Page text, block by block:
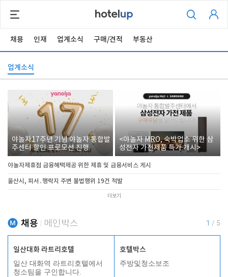
채용 인재 업계소식 구매/견적 부동산
업계소식
야놀자17주년 기념 야놀자 통합발
주센터 할인 프로모션 진행
<야놀자 MRO, 숙박업소 위한 삼
성전자 가전제품 특가 개시>
야놀자제휴점 금융혜택제공 위한 제휴 및 금융서비스 게시
울산시, 피서․행락지 주변 불법행위 19건 적발
더보기
채용 메인박스 1 / 5
일산대화 라트리호텔
일산 대화역 라트리호텔에서
청소팀을 구인합니다.
호텔박스
주방및청소보조